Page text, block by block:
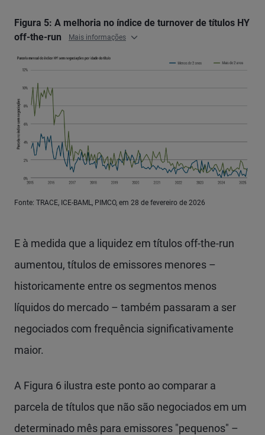
Figura 5: A melhoria no índice de turnover de títulos HY
off-the-run
Mais informações
Fonte: TRACE, ICE-BAML, PIMCO, em 28 de fevereiro de 2026
E à medida que a liquidez em títulos off-the-run
aumentou, títulos de emissores menores –
historicamente entre os segmentos menos
líquidos do mercado – também passaram a ser
negociados com frequência significativamente
maior.
A Figura 6 ilustra este ponto ao comparar a
parcela de títulos que não são negociados em um
determinado mês para emissores "pequenos" –